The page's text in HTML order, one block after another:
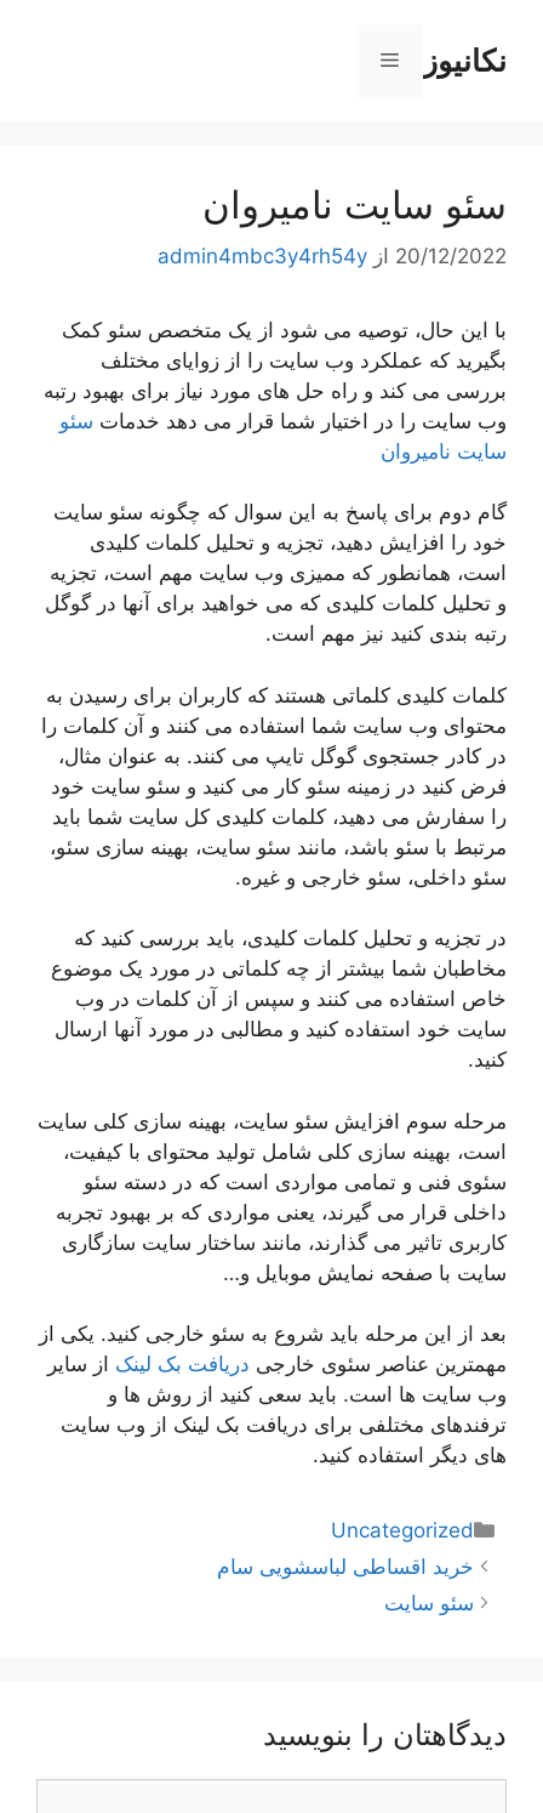
محتوانکانیوز فهرست
سئو سایت نامیروان
20/12/2022 از admin4mbc3y4rh54y
با این حال، توصیه می شود از یک متخصص سئو کمک
بگیرید که عملکرد وب سایت را از زوایای مختلف
بررسی می کند و راه حل های مورد نیاز برای بهبود رتبه
وب سایت را در اختیار شما قرار می دهد خدمات سئو
سایت نامیروان
گام دوم برای پاسخ به این سوال که چگونه سئو سایت
خود را افزایش دهید، تجزیه و تحلیل کلمات کلیدی
است، همانطور که ممیزی وب سایت مهم است، تجزیه
و تحلیل کلمات کلیدی که می خواهید برای آنها در گوگل
رتبه بندی کنید نیز مهم است.
کلمات کلیدی کلماتی هستند که کاربران برای رسیدن به
محتوای وب سایت شما استفاده می کنند و آن کلمات را
در کادر جستجوی گوگل تایپ می کنند. به عنوان مثال،
فرض کنید در زمینه سئو کار می کنید و سئو سایت خود
را سفارش می دهید، کلمات کلیدی کل سایت شما باید
مرتبط با سئو باشد، مانند سئو سایت، بهینه سازی سئو،
سئو داخلی، سئو خارجی و غیره.
در تجزیه و تحلیل کلمات کلیدی، باید بررسی کنید که
مخاطبان شما بیشتر از چه کلماتی در مورد یک موضوع
خاص استفاده می کنند و سپس از آن کلمات در وب
سایت خود استفاده کنید و مطالبی در مورد آنها ارسال
کنید.
مرحله سوم افزایش سئو سایت، بهینه سازی کلی سایت
است، بهینه سازی کلی شامل تولید محتوای با کیفیت،
سئوی فنی و تمامی مواردی است که در دسته سئو
داخلی قرار می گیرند، یعنی مواردی که بر بهبود تجربه
کاربری تاثیر می گذارند، مانند ساختار سایت سازگاری
سایت با صفحه نمایش موبایل و…
بعد از این مرحله باید شروع به سئو خارجی کنید. یکی از
مهمترین عناصر سئوی خارجی دریافت بک لینک از سایر
وب سایت ها است. باید سعی کنید از روش ها و
ترفندهای مختلفی برای دریافت بک لینک از وب سایت
های دیگر استفاده کنید.
دسته‌ها
Uncategorized
ناوبری
نوشته‌ها
خرید اقساطی لباسشویی سام
سئو سایت
دیدگاهتان را بنویسید